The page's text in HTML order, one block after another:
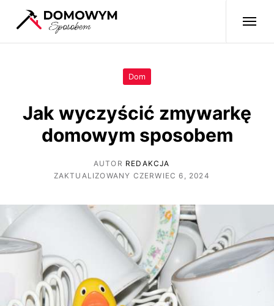
Dom
Jak wyczyścić zmywarkę
domowym sposobem
AUTOR REDAKCJA
ZAKTUALIZOWANY CZERWIEC 6, 2024